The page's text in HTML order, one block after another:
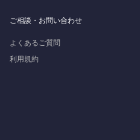
ご相談・お問い合わせ
よくあるご質問
利用規約